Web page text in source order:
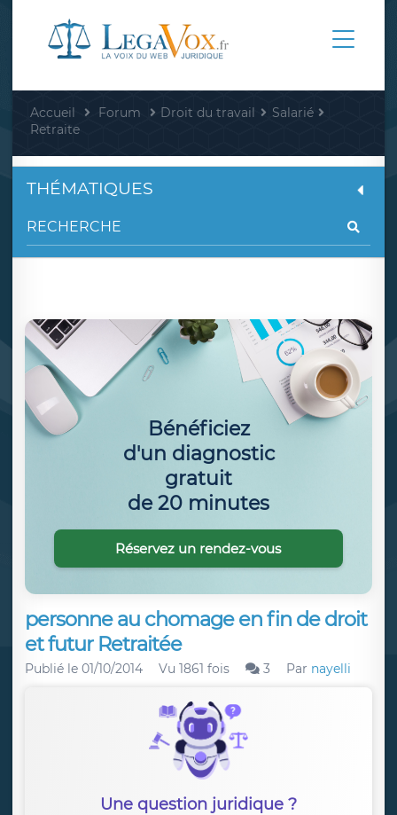
Accueil Forum Droit du travail
Salarié
Retraite
personne au chomage en fin de droit
et futur Retraitée
Publié le 01/10/2014 Vu 1861 fois 3 Par nayelli
Une question juridique ?
THÉMATIQUES
Bénéficiez
d'un diagnostic
gratuit
de 20 minutes
Réservez un rendez-vous